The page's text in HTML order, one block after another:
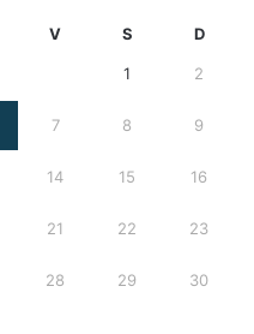
V S D
1 2
7 8 9
14 15 16
21 22 23
28 29 30